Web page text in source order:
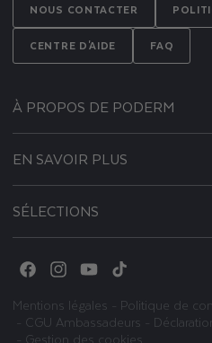
NOUS CONTACTER
CENTRE D'AIDE FAQ
À PROPOS DE PODERM
EN SAVOIR PLUS
SÉLECTIONS
FacebookInstagramYouTubeTikTok
Mentions légales
Politique de
CGU Ambassadeurs
Gestion des cookies